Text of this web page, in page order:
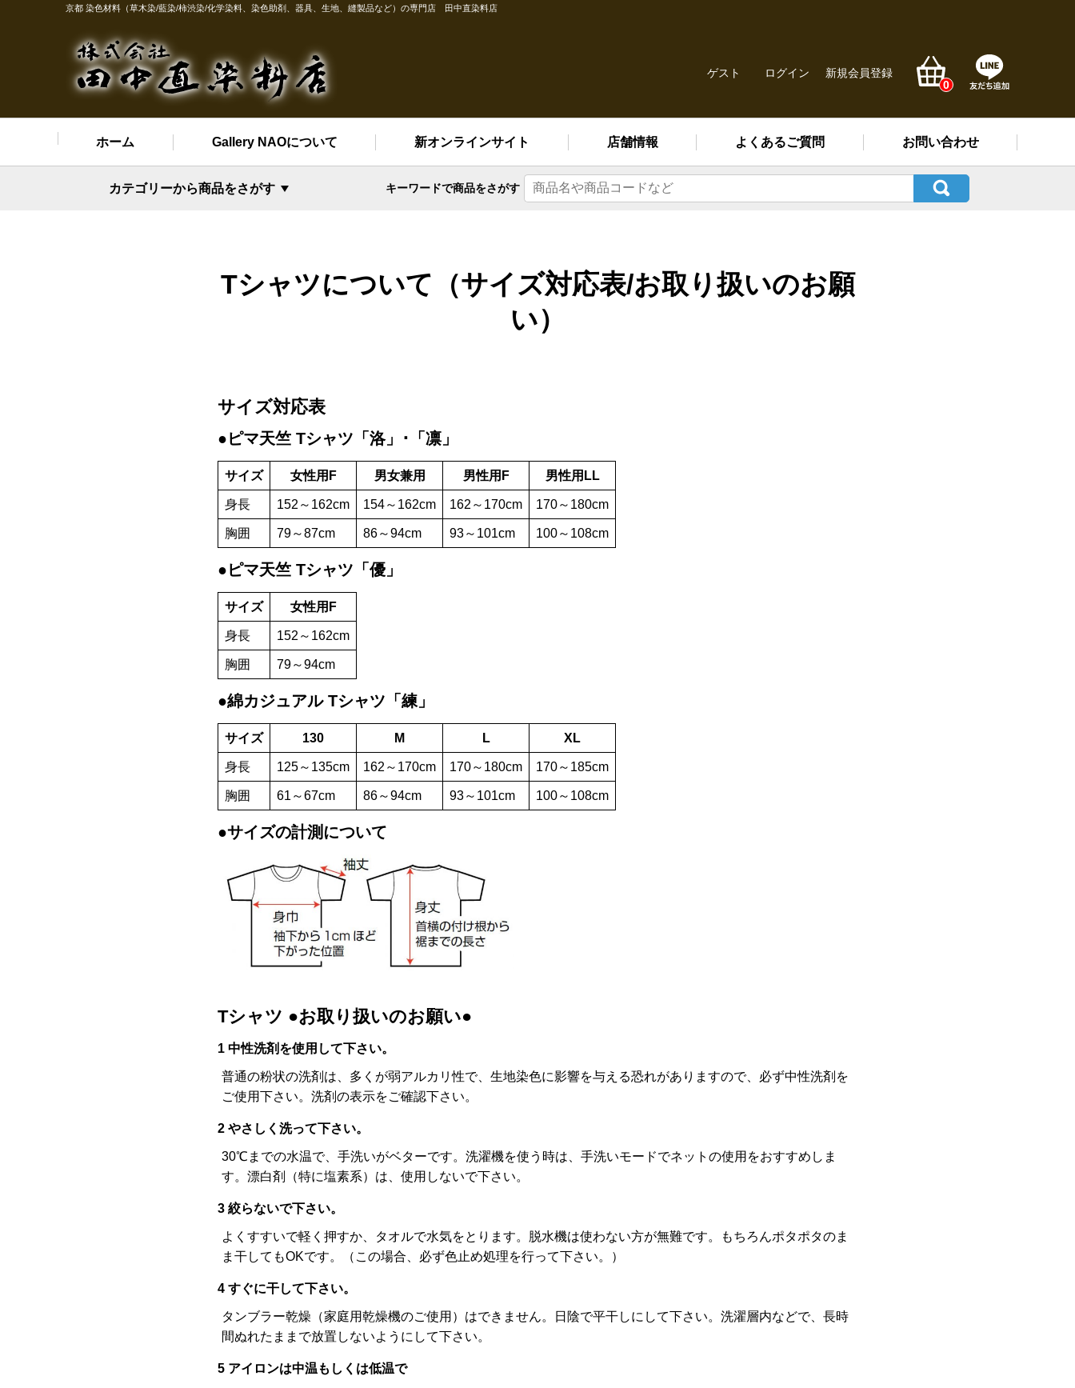
京都 染色材料（草木染/藍染/柿渋染/化学染料、染色助剤、器具、生地、縫製品など）の専門店 田中直染料店
ゲスト ログイン
新規会員登録
0
ホーム Gallery NAOについて 新オンラインサイト 店舗情報 よくあるご質問 お問い合わせ
キーワードで商品をさがす
カテゴリーから商品をさがす
Tシャツについて（サイズ対応表/お取り扱いのお願
い）
サイズ対応表
●ピマ天竺 Tシャツ「洛」･「凛」
サイズ 女性用F 男女兼用 男性用F 男性用LL
身長 152～162cm 154～162cm 162～170cm 170～180cm
胸囲 79～87cm 86～94cm 93～101cm 100～108cm
●ピマ天竺 Tシャツ「優」
サイズ 女性用F
身長 152～162cm
胸囲 79～94cm
●綿カジュアル Tシャツ「練」
サイズ 130 M L XL
身長 125～135cm 162～170cm 170～180cm 170～185cm
胸囲 61～67cm 86～94cm 93～101cm 100～108cm
●サイズの計測について
Tシャツ ●お取り扱いのお願い●
1 中性洗剤を使用して下さい。
普通の粉状の洗剤は、多くが弱アルカリ性で、生地染色に影響を与える恐れがありますので、必ず中性洗剤を
ご使用下さい。洗剤の表示をご確認下さい。
2 やさしく洗って下さい。
30℃までの水温で、手洗いがベターです。洗濯機を使う時は、手洗いモードでネットの使用をおすすめしま
す。漂白剤（特に塩素系）は、使用しないで下さい。
3 絞らないで下さい。
よくすすいで軽く押すか、タオルで水気をとります。脱水機は使わない方が無難です。もちろんポタポタのま
ま干してもOKです。（この場合、必ず色止め処理を行って下さい。）
4 すぐに干して下さい。
タンブラー乾燥（家庭用乾燥機のご使用）はできません。日陰で平干しにして下さい。洗濯層内などで、長時
間ぬれたままで放置しないようにして下さい。
5 アイロンは中温もしくは低温で